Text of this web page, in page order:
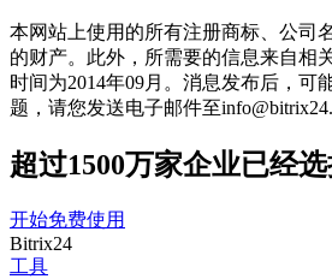
本网站上使用的所有注册商标、公司
的财产。此外，所需要的信息来自相
时间为201­4年09月。消息发布后，可
题，请您发送电子邮件至
超过1500万家企业已经
开始免费使用
Bitrix24
工具